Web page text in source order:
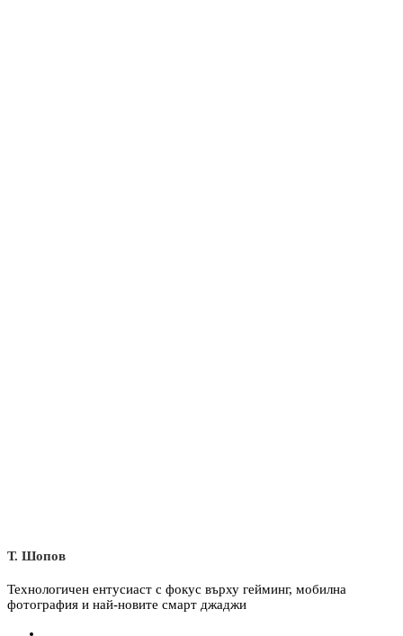
Т. Шопов
Технологичен ентусиаст с фокус върху гейминг, мобилна
фотография и най-новите смарт джаджи